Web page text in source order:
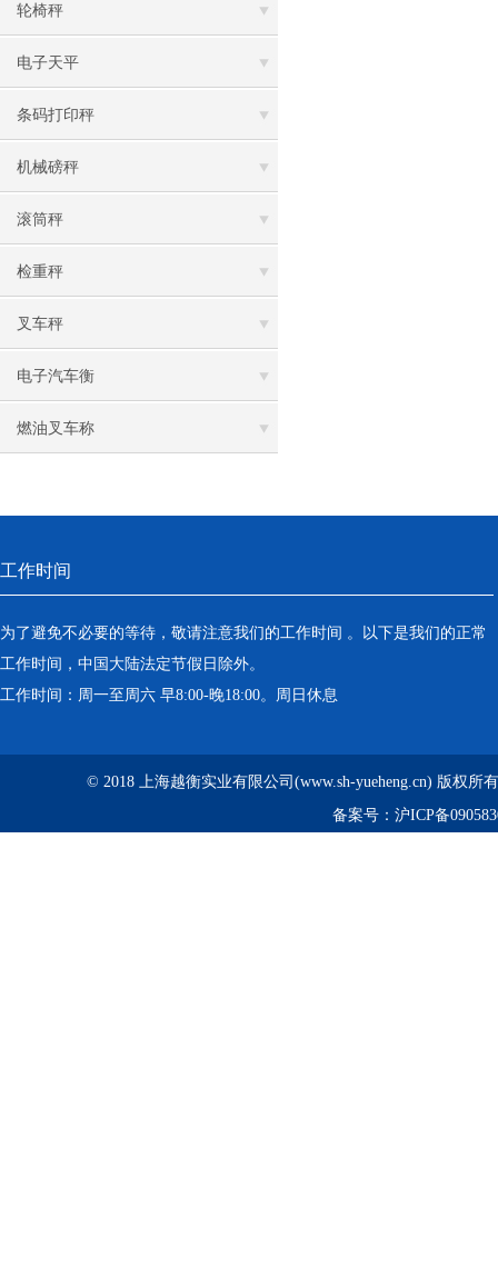
轮椅秤
电子天平
条码打印秤
机械磅秤
滚筒秤
检重秤
叉车秤
电子汽车衡
燃油叉车称
工作时间
为了避免不必要的等待，敬请注意我们的工作时间 。以下是我们的正常
工作时间，中国大陆法定节假日除外。
工作时间：周一至周六 早8:00-晚18:00。周日休息
© 2018 上海越衡实业有限公司(www.sh-yueheng.cn) 版权所
备案号： 沪ICP备